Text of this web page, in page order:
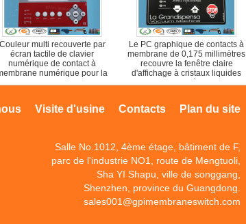
Couleur multi recouverte par
écran tactile de clavier
numérique de contact à
numérique pour la
machine UV d'impression
Le PC graphique de contacts à
membrane de 0,175 millimètres
recouvre la fenêtre claire
d'affichage à cristaux liquides
pour le cuiseur électronique
Plan du site
Contacts
Visite d'usine
Salle No.1012, 4ème étage, bâtiment de F,
parc de l'industrie NO1, route de Mengtuoli,
Sha YI Shapu, ville de songgang,
Shenzhen, province du Guangdong.
sales001@gpimembraneswitch.com